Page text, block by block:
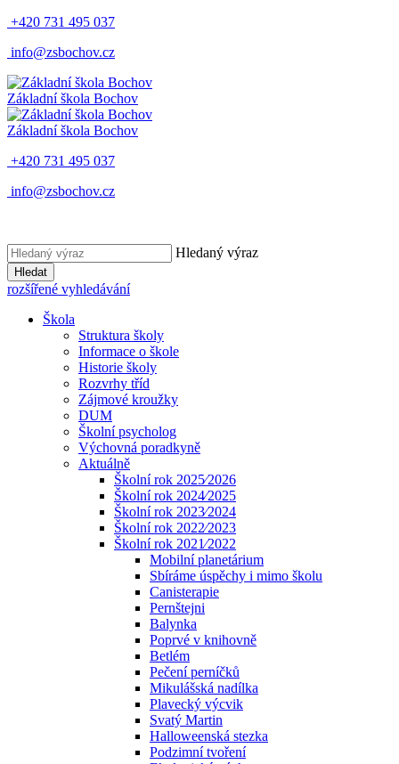
+420 731 495 037
info@zsbochov.cz
Základní škola Bochov
Základní škola Bochov
+420 731 495 037
info@zsbochov.cz
Hledaný výraz
Hledat
rozšířené vyhledávání
Škola
Struktura školy
Informace o škole
Historie školy
Rozvrhy tříd
Zájmové kroužky
DUM
Školní psycholog
Výchovná poradkyně
Aktuálně
Školní rok 2025⁄2026
Školní rok 2024⁄2025
Školní rok 2023⁄2024
Školní rok 2022⁄2023
Školní rok 2021⁄2022
Mobilní planetárium
Sbíráme úspěchy i mimo školu
Canisterapie
Pernštejni
Balynka
Poprvé v knihovně
Betlém
Pečení perníčků
Mikulášská nadílka
Plavecký výcvik
Svatý Martin
Halloweenská stezka
Podzimní tvoření